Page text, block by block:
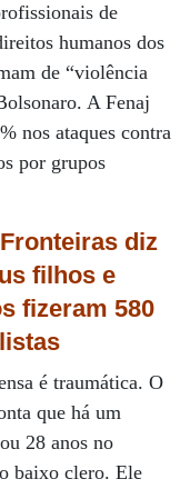
de
humanos dos
de “violência
A Fenaj
nos ataques contra
por grupos
diz
filhos e
fizeram 580
é traumática. O
que há um
28 anos no
baixo clero. Ele